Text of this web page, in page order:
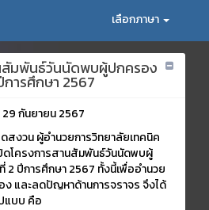
เลือกภาษา
สัมพันธ์วันนัดพบผู้ปกครอง
การศึกษา 2567
กันยายน 2567
สงวน ผู้อำนวยการวิทยาลัยเทคนิค
ดโครงการสานสัมพันธ์วันนัดพบผู้
2 ปีการศึกษา 2567 ทั้งนี้เพื่ออำนวย
และลดปัญหาด้านการจราจร จึงได้
แบบ คือ